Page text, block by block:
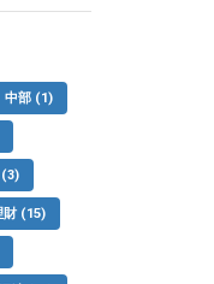
中部 (1)
(3)
財 (15)